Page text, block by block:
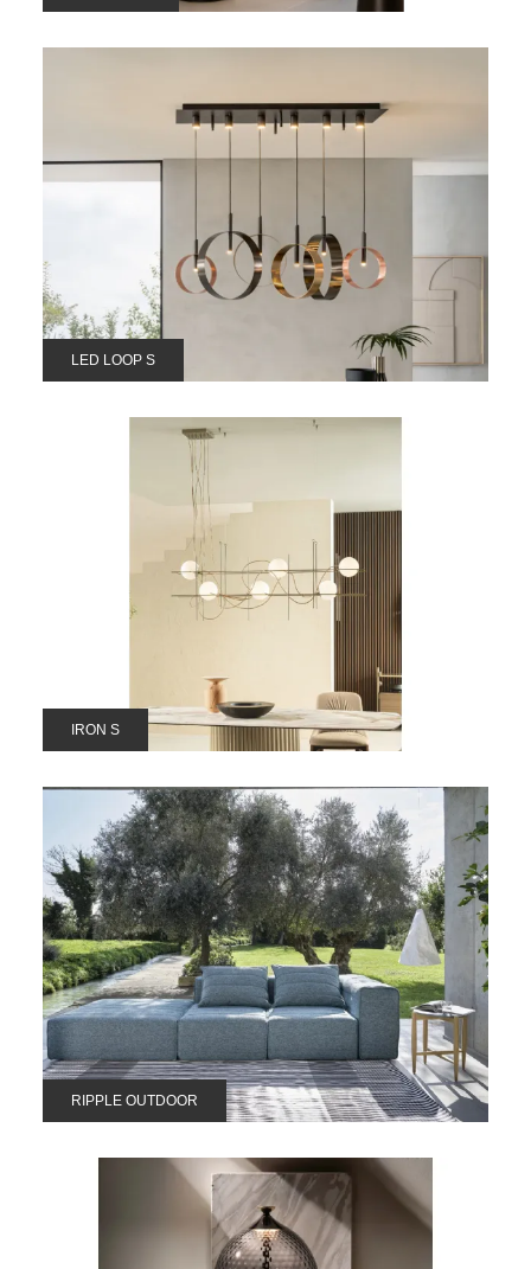
LED LOOP S
IRON S
RIPPLE OUTDOOR